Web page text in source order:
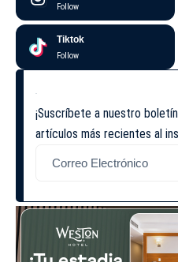
Follow
Tiktok
Follow
¡Suscríbete a nuestro
artículos más recientes al